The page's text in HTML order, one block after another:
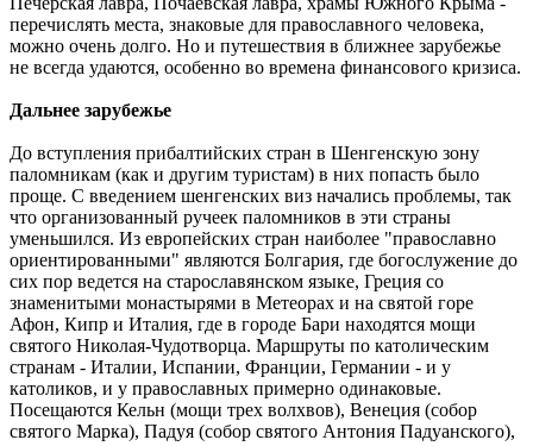
перечислять места, знаковые для православного человека,
можно очень долго. Но и путешествия в ближнее зарубежье
не всегда удаются, особенно во времена финансового кризиса.
Дальнее зарубежье
До вступления прибалтийских стран в Шенгенскую зону
паломникам (как и другим туристам) в них попасть было
проще. С введением шенгенских виз начались проблемы, так
что организованный ручеек паломников в эти страны
уменьшился. Из европейских стран наиболее "православно
ориентированными" являются Болгария, где богослужение до
сих пор ведется на старославянском языке, Греция со
знаменитыми монастырями в Метеорах и на святой горе
Афон, Кипр и Италия, где в городе Бари находятся мощи
святого Николая-Чудотворца. Маршруты по католическим
странам - Италии, Испании, Франции, Германии - и у
католиков, и у православных примерно одинаковые.
Посещаются Кельн (мощи трех волхвов), Венеция (собор
святого Марка), Падуя (собор святого Антония Падуанского),